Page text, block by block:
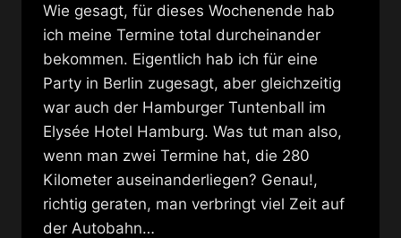
Wie gesagt, für dieses Wochenende hab
ich meine Termine total durcheinander
bekommen. Eigentlich hab ich für eine
Party in Berlin zugesagt, aber gleichzeitig
war auch der Hamburger Tuntenball im
Elysée Hotel Hamburg. Was tut man also,
wenn man zwei Termine hat, die 280
Kilometer auseinanderliegen? Genau!,
richtig geraten, man verbringt viel Zeit auf
der Autobahn…